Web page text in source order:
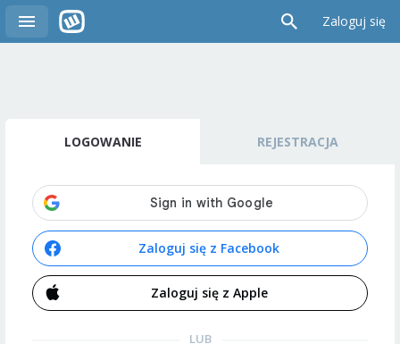
Zaloguj się
LOGOWANIE REJESTRACJA
Zaloguj się z Facebook
Zaloguj się z Apple
LUB